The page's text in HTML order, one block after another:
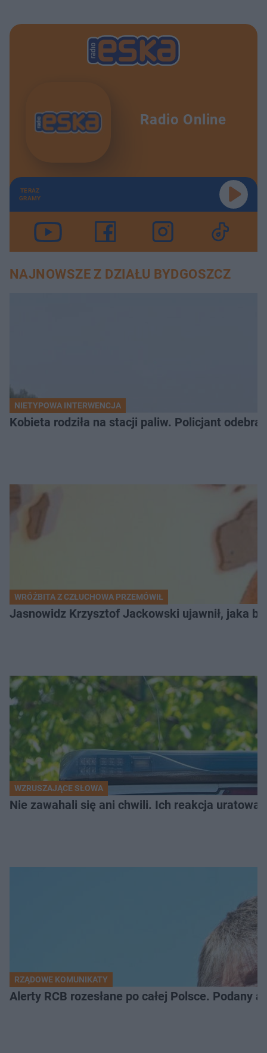
Radio Online
TERAZ
GRAMY
NAJNOWSZE Z DZIAŁU BYDGOSZCZ
NIETYPOWA INTERWENCJA
Kobieta rodziła na stacji paliw. Policjant
WRÓŻBITA Z CZŁUCHOWA PRZEMÓWIŁ
Jasnowidz Krzysztof Jackowski ujawnił, jaka
WZRUSZAJĄCE SŁOWA
Nie zawahali się ani chwili. Ich reakcja
RZĄDOWE KOMUNIKATY
Alerty RCB rozesłane po całej Polsce. Podany